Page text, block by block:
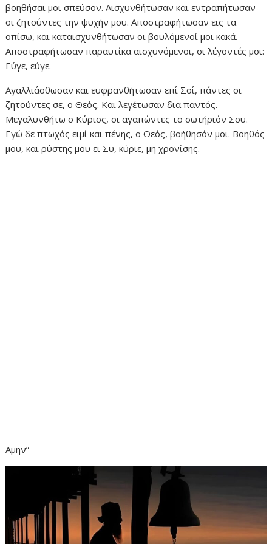
βοηθήσαι μοι σπεύσον. Αισχυνθήτωσαν και εντραπήτωσαν
οι ζητούντες την ψυχήν μου. Αποστραφήτωσαν εις τα
οπίσω, και καταισχυνθήτωσαν οι βουλόμενοί μοι κακά.
Αποστραφήτωσαν παραυτίκα αισχυνόμενοι, οι λέγοντές μοι:
Εύγε, εύγε.
Αγαλλιάσθωσαν και ευφρανθήτωσαν επί Σοί, πάντες οι
ζητούντες σε, ο Θεός. Και λεγέτωσαν δια παντός.
Μεγαλυνθήτω ο Κύριος, οι αγαπώντες το σωτήριόν Σου.
Εγώ δε πτωχός ειμί και πένης, ο Θεός, βοήθησόν μοι. Βοηθός
μου, και ρύστης μου ει Συ, κύριε, μη χρονίσης.
Αμην”